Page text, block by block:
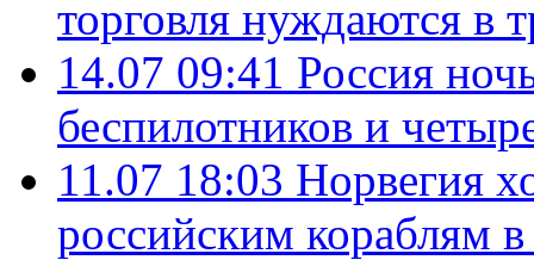
торговля нуждаются в
14.07 09:41 Россия
беспилотников и
11.07 18:03 Норвегия
российским кораблям